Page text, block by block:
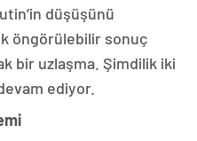
düşüşünü
öngörülebilir sonuç
bir uzlaşma. Şimdilik iki
ediyor.